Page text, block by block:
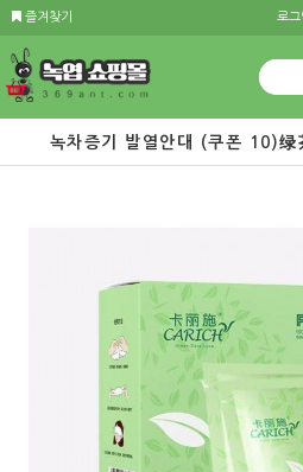
즐겨찾기 로그
녹차증기 발열안대 (쿠폰 10)